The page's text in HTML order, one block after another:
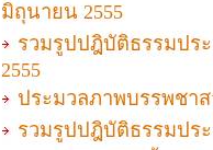
มิถุนายน 2555
รวมรูปปฎิบัติธรรมปร
2555
ประมวลภาพบรรพชา
รวมรูปปฎิบัติธรรมประ